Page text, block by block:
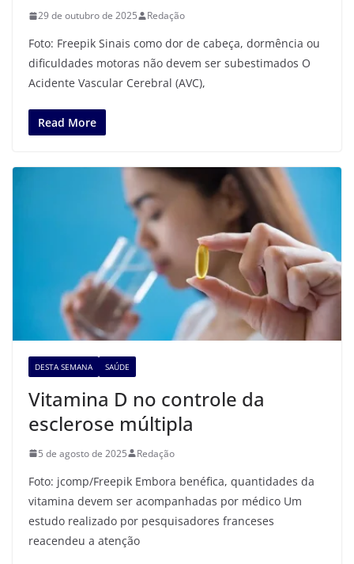
29 de outubro de 2025 Redação
Foto: Freepik Sinais como dor de cabeça, dormência ou
dificuldades motoras não devem ser subestimados O
Acidente Vascular Cerebral (AVC),
Read More
DESTA SEMANA SAÚDE
Vitamina D no controle da
esclerose múltipla
5 de agosto de 2025 Redação
Foto: jcomp/Freepik Embora benéfica, quantidades da
vitamina devem ser acompanhadas por médico Um
estudo realizado por pesquisadores franceses
reacendeu a atenção